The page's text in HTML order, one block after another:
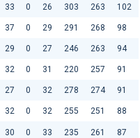
33 0 26 303 263 102
37 0 29 291 268 98
29 0 27 246 263 94
32 0 31 220 257 91
27 0 32 278 274 91
32 0 32 255 251 88
30 0 33 235 261 87